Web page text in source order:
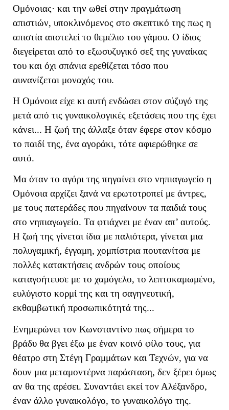
Ομόνοιας· και την ωθεί στην πραγμάτωση
απιστιών, υποκλινόμενος στο σκεπτικό της πως η
απιστία αποτελεί το θεμέλιο του γάμου. Ο ίδιος
διεγείρεται από το εξωσυζυγικό σεξ της γυναίκας
του και όχι σπάνια ερεθίζεται τόσο που
αυνανίζεται μοναχός του.
Η Ομόνοια είχε κι αυτή ενδώσει στον σύζυγό της
μετά από τις γυναικολογικές εξετάσεις που της έχει
κάνει... Η ζωή της άλλαξε όταν έφερε στον κόσμο
το παιδί της, ένα αγοράκι, τότε αφιερώθηκε σε
αυτό.
Μα όταν το αγόρι της πηγαίνει στο νηπιαγωγείο η
Ομόνοια αρχίζει ξανά να ερωτοτροπεί με άντρες,
με τους πατεράδες που πηγαίνουν τα παιδιά τους
στο νηπιαγωγείο. Τα φτιάχνει με έναν απ’ αυτούς.
Η ζωή της γίνεται ίδια με παλιότερα, γίνεται μια
πολυγαμική, έγγαμη, χομπίστρια πουτανίτσα με
πολλές κατακτήσεις ανδρών τους οποίους
καταγοήτευσε με το χαμόγελο, το λεπτοκαμωμένο,
ευλύγιστο κορμί της και τη σαγηνευτική,
εκθαμβωτική προσωπικότητά της...
Ενημερώνει τον Κωνσταντίνο πως σήμερα το
βράδυ θα βγει έξω με έναν κοινό φίλο τους, για
θέατρο στη Στέγη Γραμμάτων και Τεχνών, για να
δουν μια μεταμοντέρνα παράσταση, δεν ξέρει όμως
αν θα της αρέσει. Συναντάει εκεί τον Αλέξανδρο,
έναν άλλο γυναικολόγο, το γυναικολόγο της.